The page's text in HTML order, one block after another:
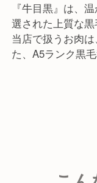
『牛目黒』は、
選された上質な
当店で扱うお肉
た、A5ランク黒
供できるよう、
して「一口で感
ことをコンセプ
中目黒エリアに
来店いただくす
ていただけるよ